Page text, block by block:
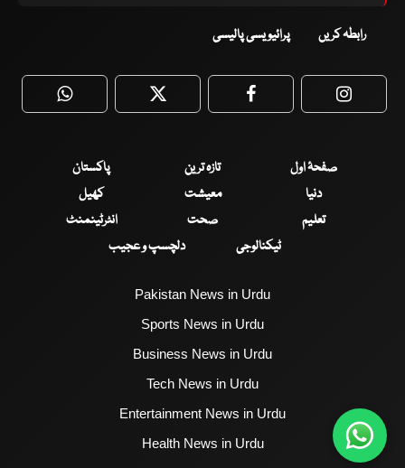
رابطہ کریں پرائیویسی پالیسی
WhatsApp Twitter Facebook
صفحۂ اول تازہ ترین
پاکستان
دنیا
معیشت
کھیل
تعلیم
صحت
انٹرٹینمنٹ
ٹیکنالوجی
دلچسپ و عجیب
Pakistan News in Urdu
Sports News in Urdu
Business News in Urdu
Tech News in Urdu
Entertainment News in Urdu
Health News in Urdu